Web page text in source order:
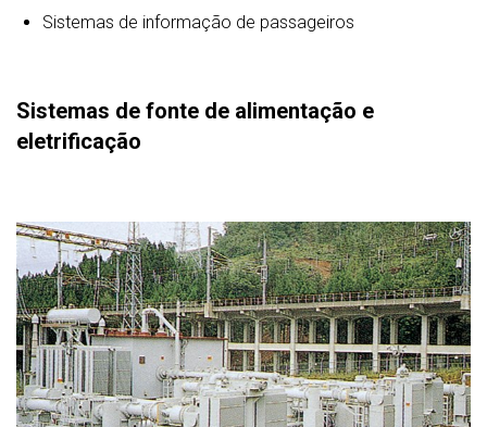
Sistemas de informação de passageiros
Sistemas de fonte de alimentação e
eletrificação